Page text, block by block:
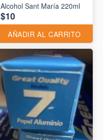
Alcohol Sant María 220ml
$10
AÑADIR AL CARRITO